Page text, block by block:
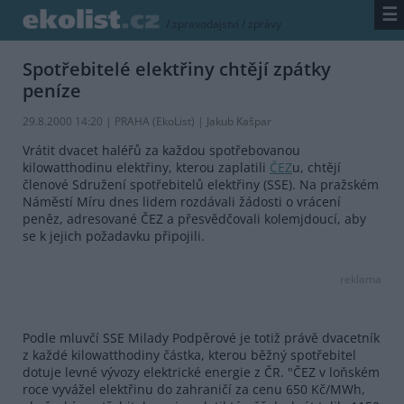
/ zpravodajství / zprávy ☰
Spotřebitelé elektřiny chtějí zpátky
peníze
29.8.2000 14:20 | PRAHA (EkoList) | Jakub Kašpar
Vrátit dvacet haléřů za každou spotřebovanou
kilowatthodinu elektřiny, kterou zaplatili ČEZu, chtějí
členové Sdružení spotřebitelů elektřiny (SSE). Na pražském
Náměstí Míru dnes lidem rozdávali žádosti o vrácení
peněz, adresované ČEZ a přesvědčovali kolemjdoucí, aby
se k jejich požadavku připojili.
reklama
Podle mluvčí SSE Milady Podpěrové je totiž právě dvacetník
z každé kilowatthodiny částka, kterou běžný spotřebitel
dotuje levné vývozy elektrické energie z ČR. "ČEZ v loňském
roce vyvážel elektřinu do zahraničí za cenu 650 Kč/MWh,